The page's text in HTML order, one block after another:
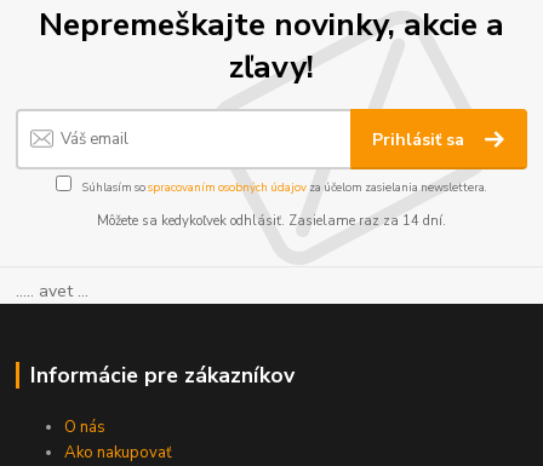
Nepremeškajte novinky, akcie a
zľavy!
Prihlásiť sa
Súhlasím sospracovaním osobných údajov za účelom zasielania newslettera.
Môžete sa kedykoľvek odhlásiť. Zasielame raz za 14 dní.
..... avet ...
Informácie pre zákazníkov
O nás
Ako nakupovať